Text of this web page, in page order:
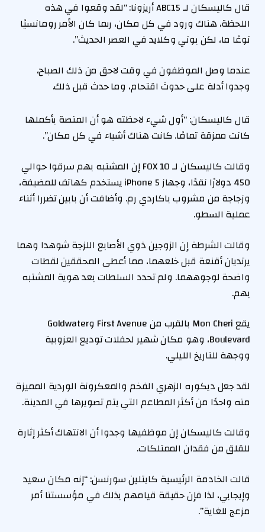
قال كاليسكان لـ ABC15 أريزونا: “لقد وقعوا في هذه
اللحظة، هناك ورود في كل مكان، ربما كان الأمر رومانسيًا
نوعًا ما، لكن بوني وكلايد في العصر الحديث”.
عندما وصل الموظفون في وقت لاحق من ذلك الصباح،
وجدوا أدلة على حدوث اقتحام، وما حدث قبل ذلك.
قال كاليسكان: “أول شيء لاحظته هو أن المنصة بأكملها
كانت ممزقة تمامًا. كانت هناك أشياء في كل مكان”.
وقالت كاليسكان لـ FOX 10 إن المشتبه بهم سرقوا حوالي
450 دولارًا نقدًا، وجهاز iPhone 5 يستخدم كهاتف للمضيفة،
وزجاجة من مشروب باكاردي رم. وأضافت أن بابين تضررا أثناء
عملية السطو.
وقالت الشرطة إن الزوجين ذوي الأصابع اللزجة شوهدا وهما
يرتديان أقنعة قبل خلعهما، مما أعطى المحققين لقطات
واضحة لوجوههما. ولم تحدد السلطات بعد هوية المشتبه
بهم.
يقع Mon Cheri بالقرب من First Avenue وGoldwater
Boulevard، وهو مكان شهير لحفلات توديع العزوبية
ووجهة للتاريخ الليلي.
لقد جعل ديكوره الزهري الفخم والمعكرونة الوردية المميزة
منه واحدًا من أكثر المطاعم التي يتم تصويرها في المدينة.
وقالت كاليسكان إن موظفيها وجدوا أن الانتهاك أكثر إثارة
للقلق من فقدان الممتلكات.
قالت الخادمة الرئيسية كايتلين سورنسن: “إنه مكان سعيد
وإيجابي، لذا فإن حقيقة قيامهم بذلك في مؤسستنا أمر
مزعج للغاية”.